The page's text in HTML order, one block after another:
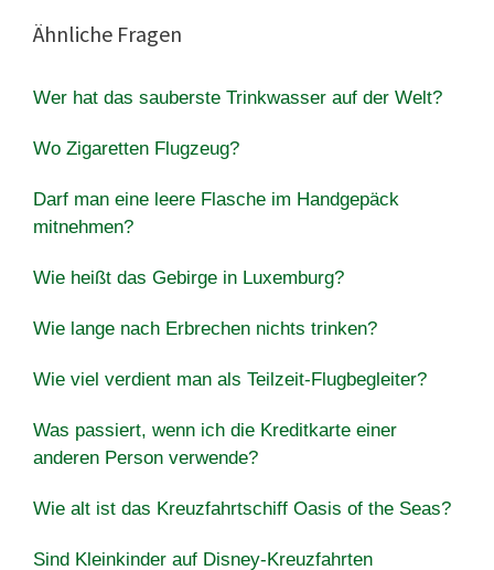
Ähnliche Fragen
Wer hat das sauberste Trinkwasser auf der Welt?
Wo Zigaretten Flugzeug?
Darf man eine leere Flasche im Handgepäck
mitnehmen?
Wie heißt das Gebirge in Luxemburg?
Wie lange nach Erbrechen nichts trinken?
Wie viel verdient man als Teilzeit-Flugbegleiter?
Was passiert, wenn ich die Kreditkarte einer
anderen Person verwende?
Wie alt ist das Kreuzfahrtschiff Oasis of the Seas?
Sind Kleinkinder auf Disney-Kreuzfahrten